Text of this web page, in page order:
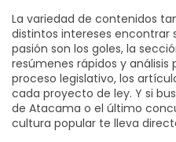
La variedad de contenidos
distintos intereses encontrar
pasión son los goles, la
resúmenes rápidos y análisis
proceso legislativo, los
cada proyecto de ley. Y si
de Atacama o el último
cultura popular te lleva